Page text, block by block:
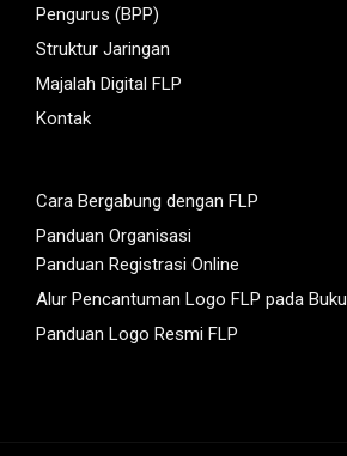
Pengurus (BPP)
Struktur Jaringan
Majalah Digital FLP
Kontak
Cara Bergabung dengan FLP
Panduan Organisasi
Panduan Registrasi Online
Alur Pencantuman Logo FLP pada Buku
Panduan Logo Resmi FLP